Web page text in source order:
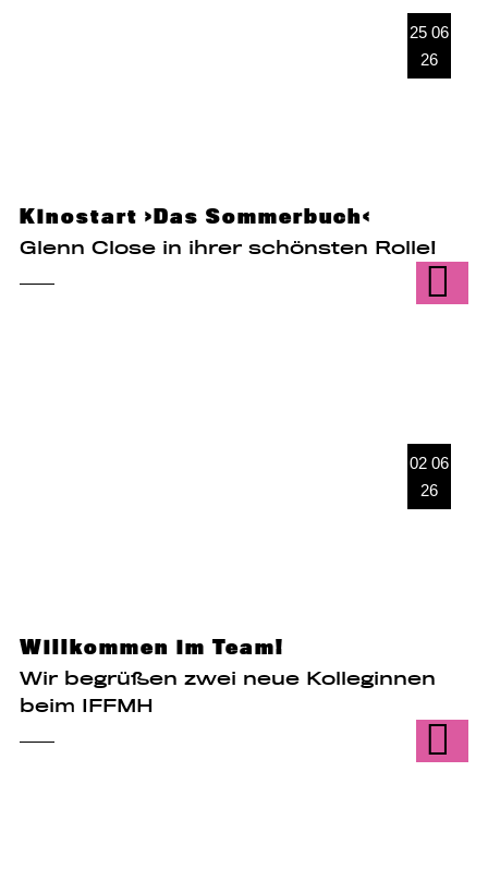
Kinostart ›Das Sommerbuch‹
Glenn Close in ihrer schönsten Rolle!
25 06
26
Willkommen im Team!
Wir begrüßen zwei neue Kolleginnen
beim IFFMH
02 06
26